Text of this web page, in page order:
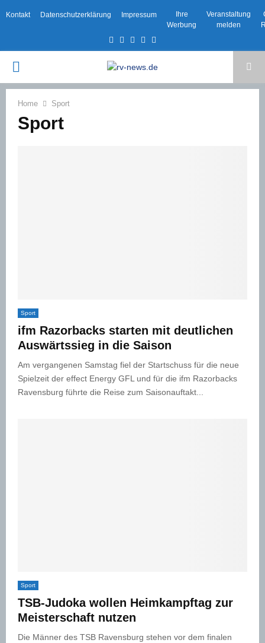
Kontakt Datenschutzerklärung Impressum
Ihre
Werbung
Veranstaltung
melden
Facebook
TwitterInstagram
Email
PRIMARY
MENU
Home Sport
Sport
Sport
ifm Razorbacks starten mit deutlichen
Auswärtssieg in die Saison
Am vergangenen Samstag fiel der Startschuss für die neue
Spielzeit der effect Energy GFL und für die ifm Razorbacks
Ravensburg führte die Reise zum Saisonauftakt...
Sport
TSB-Judoka wollen Heimkampftag zur
Meisterschaft nutzen
Die Männer des TSB Ravensburg stehen vor dem finalen